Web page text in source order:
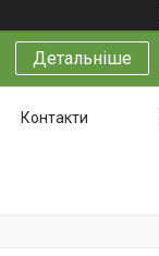
Детальніше
Контакти